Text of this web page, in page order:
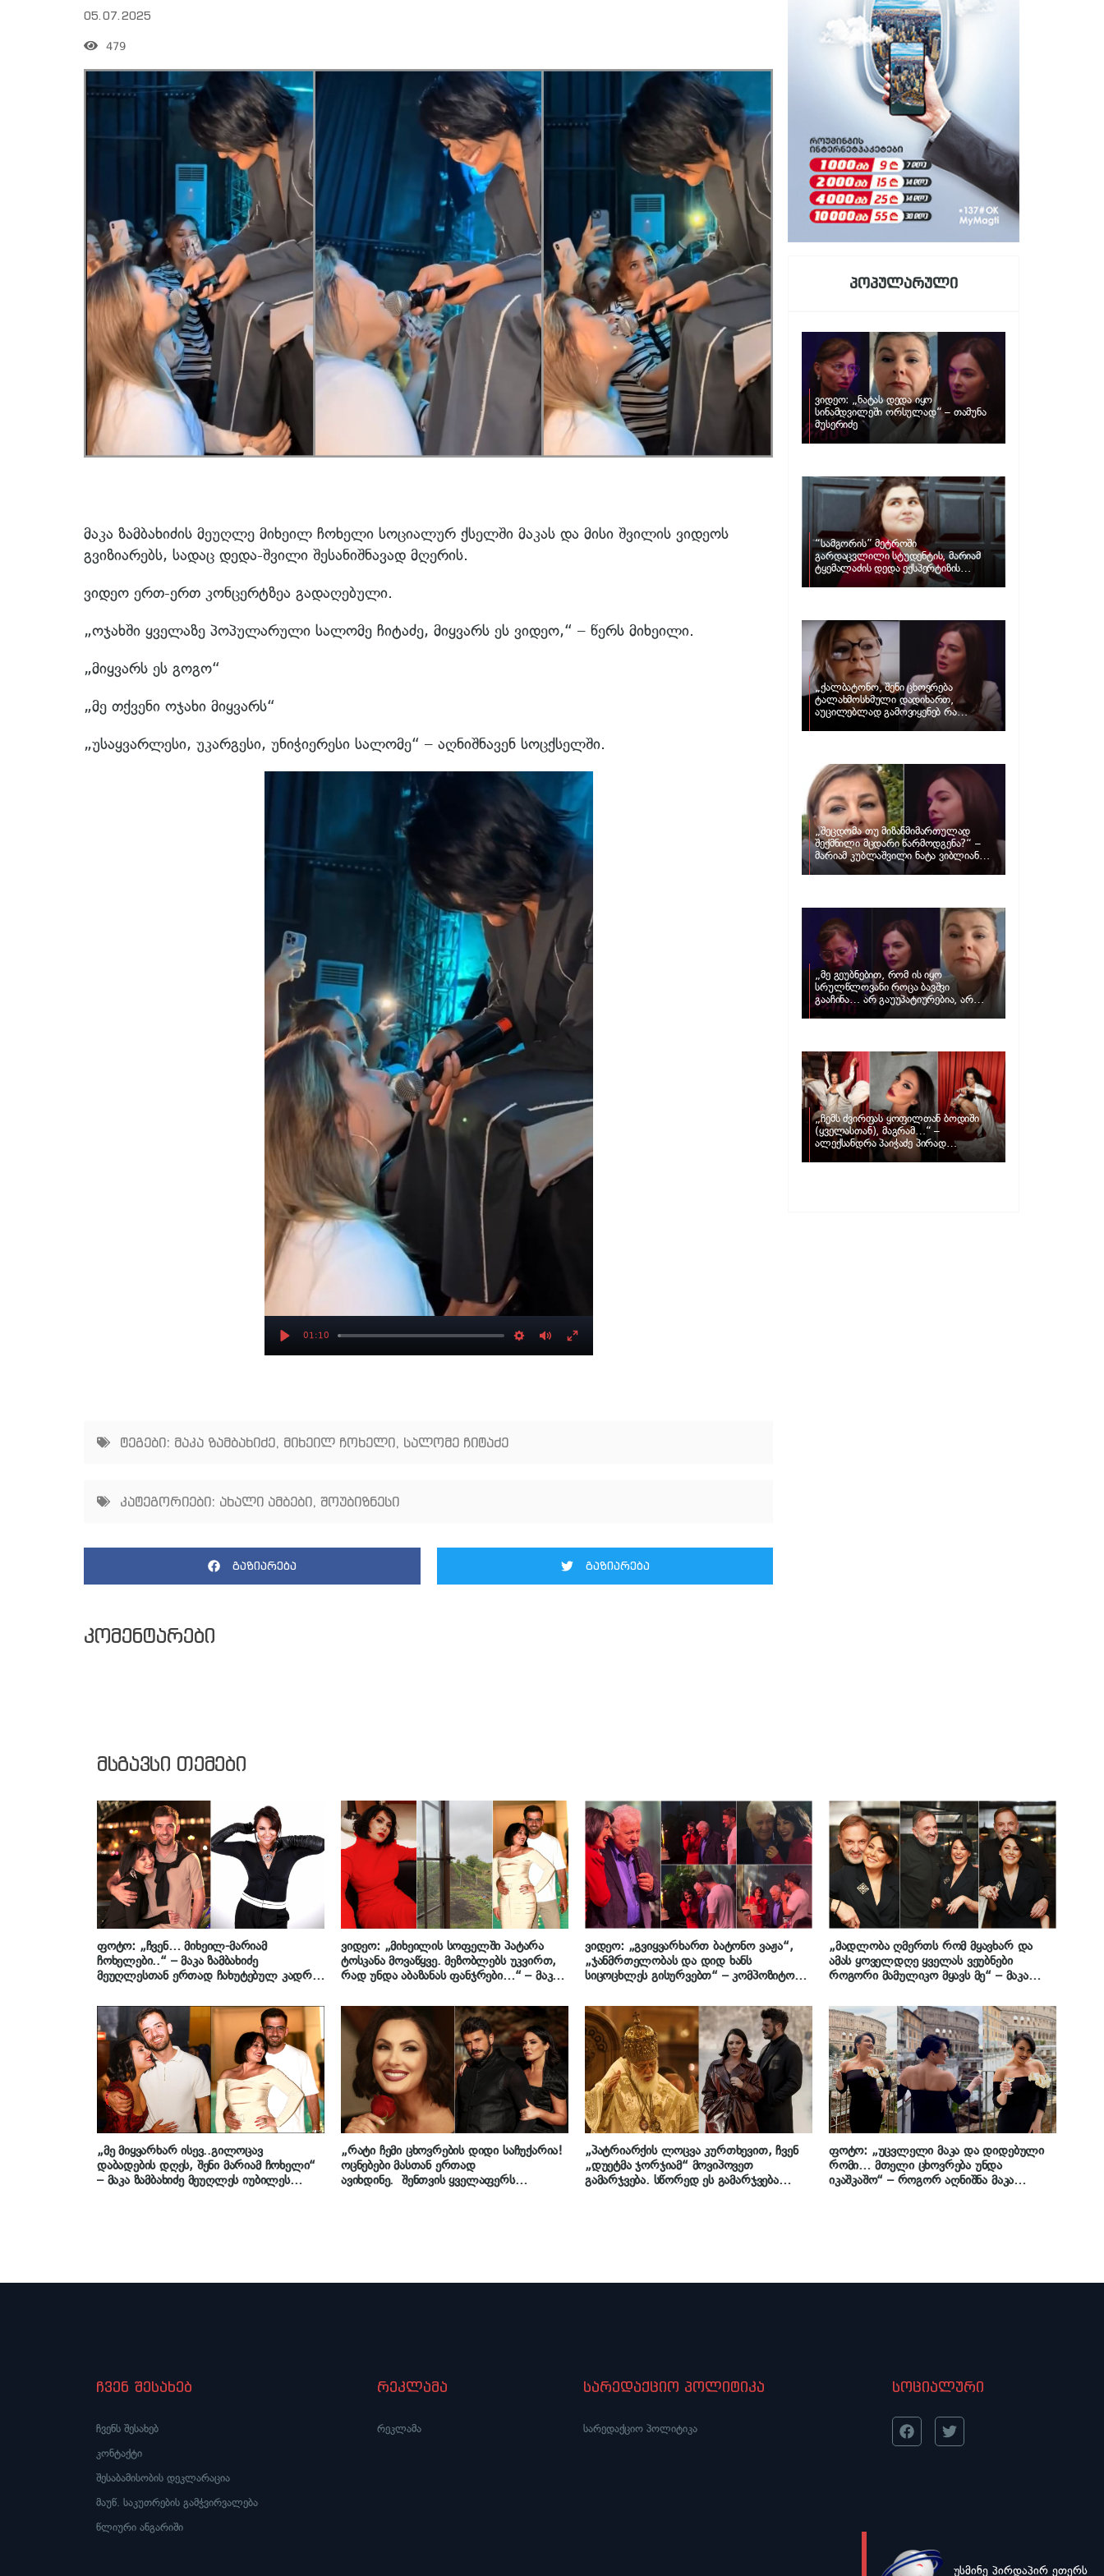
LIVEუსმინე პირდაპირ ეთერს
05.07.2025
479
მაკა ზამბახიძის მეუღლე მიხეილ ჩოხელი სოციალურ ქსელში მაკას და მისი შვილის ვიდეოს
გვიზიარებს, სადაც დედა-შვილი შესანიშნავად მღერის.
ვიდეო ერთ-ერთ კონცერტზეა გადაღებული.
„ოჯახში ყველაზე პოპულარული სალომე ჩიტაძე, მიყვარს ეს ვიდეო,“ – წერს მიხეილი.
„მიყვარს ეს გოგო“
„მე თქვენი ოჯახი მიყვარს“
„უსაყვარლესი, უკარგესი, უნიჭიერესი სალომე“ – აღნიშნავენ სოცქსელში.
Play
01:10
Settings
MuteEnter
ტეგები: მაკა ზამბახიძე, მიხეილ ჩოხელი, სალომე ჩიტაძე
კატეგორიები: ახალი ამბები, შოუბიზნესი
გაზიარება გაზიარება
კომენტარები
პოპულარული
ვიდეო: „ნატას დედა იყო
სინამდვილეში ორსულად“ – თამუნა
მუსერიძე
“სამგორის” მეტროში
გარდაცვლილი სტუდენტის, მარიამ
ტყემალაძის დედა ექსპერტიზის
პასუხს აქვეყნებს – რა გახდა გოგონას
„ქალბატონო, შენი ცხოვრება
ტალახმოსხმული დადიხართ,
აუცილებლად გამოვიყენებ რა
ინფორმაციაც მაქვს“… – რა
„შეცდომა თუ მიზანმიმართულად
შექმნილი მცდარი წარმოდგენა?“ –
მარიამ კუბლაშვილი ნატა ვიბლიანის
საქმეზე ვიდეომიმართვას ავრცელებს
„მე გეუბნებით, რომ ის იყო
სრულწლოვანი როცა ბავშვი
გააჩინა… არ გაუუპატიურებია, არ
უძალადია და მსგავსი რამ არ
ვიბლიანის საქმეზე
„ჩემს ძვირფას ყოფილთან ბოდიში
(ყველასთან), მაგრამ…“ –
ალექსანდრა პაიჭაძე პირად
მსგავსი თემები
ფოტო: „ჩვენ… მიხეილ-მარიამ
ჩოხელები..“ – მაკა ზამბახიძე
მეუღლესთან ერთად ჩახუტებულ კადრს
ვიდეო: „მიხეილის სოფელში პატარა
ტოსკანა მოვაწყვე. მეზობლებს უკვირთ,
რად უნდა აბაზანას ფანჯრები…“ – მაკა
სოფელში ცხოვრებას გეგმავს
ვიდეო: „გვიყვარხართ ბატონო ვაჟა“,
„ჯანმრთელობას და დიდ ხანს
სიცოცხლეს გისურვებთ“ – კომპოზიტორი
„მადლობა ღმერთს რომ მყავხარ და
ამას ყოველდღე ყველას ვეუბნები
როგორი მამულიკო მყავს მე“ – მაკა
დღეს ულოცავს
„მე მიყვარხარ ისევ..გილოცავ
დაბადების დღეს, შენი მარიამ ჩოხელი“
– მაკა ზამბახიძე მეუღლეს იუბილეს
„რატი ჩემი ცხოვრების დიდი საჩუქარია!
ოცნებები მასთან ერთად
ავიხდინე. შენთვის ყველაფერს
„პატრიარქის ლოცვა კურთხევით, ჩვენ
„დუეტმა ჯორჯიამ“ მოვიპოვეთ
გამარჯვება. სწორედ ეს გამარჯვება
ფოტო: „უცვლელი მაკა და დიდებული
რომი… მთელი ცხოვრება უნდა
იკაშკაშო“ – როგორ აღნიშნა მაკა
ჩვენ შესახებ
ჩვენს შესახებ
კონტაქტი
შესაბამისობის დეკლარაცია
მაუწ. საკუთრების გამჭვირვალება
წლიური ანგარიში
რეკლამა
რეკლამა
სარედაქციო პოლიტიკა
სარედაქციო პოლიტიკა
სოციალური